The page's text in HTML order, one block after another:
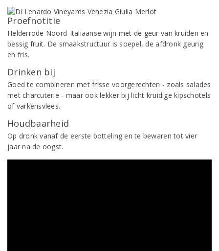
Proefnotitie
Helderrode Noord-Italiaanse wijn met de geur van kruiden en
bessig fruit. De smaakstructuur is soepel, de afdronk geurig
en fris.
Drinken bij
Goed te combineren met frisse voorgerechten - zoals salades
met charcuterie - maar ook lekker bij licht kruidige kipschotels
of varkensvlees.
Houdbaarheid
Op dronk vanaf de eerste botteling en te bewaren tot vier
jaar na de oogst.